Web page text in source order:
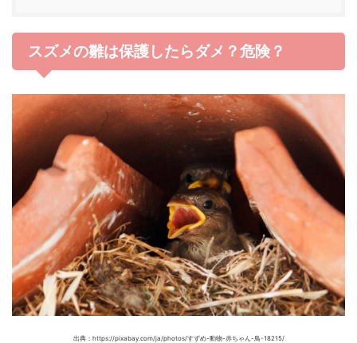
スズメの雛は保護したらダメ？危険？
出典：https://pixabay.com/ja/photos/すずめ-動物-赤ちゃん-鳥-18215/